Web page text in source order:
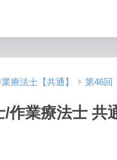
療法士【共通】 第46回
業療法士 共